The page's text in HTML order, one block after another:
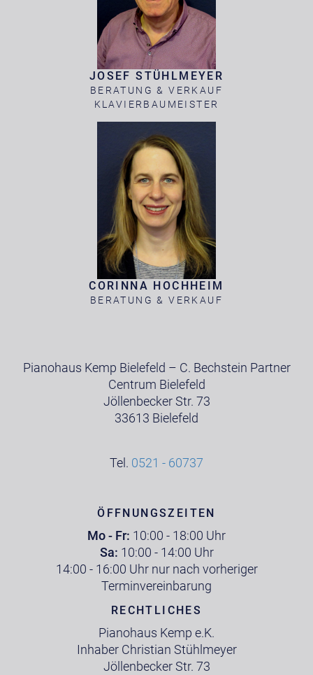
JOSEF STÜHLMEYER
BERATUNG & VERKAUF
KLAVIERBAUMEISTER
CORINNA HOCHHEIM
BERATUNG & VERKAUF
Pianohaus Kemp Bielefeld – C. Bechstein Partner
Centrum Bielefeld
Jöllenbecker Str. 73
33613 Bielefeld
Tel. 0521 - 60737
ÖFFNUNGSZEITEN
Mo - Fr: 10:00 - 18:00 Uhr
Sa: 10:00 - 14:00 Uhr
14:00 - 16:00 Uhr nur nach vorheriger
Terminvereinbarung
RECHTLICHES
Pianohaus Kemp e.K.
Inhaber Christian Stühlmeyer
Jöllenbecker Str. 73